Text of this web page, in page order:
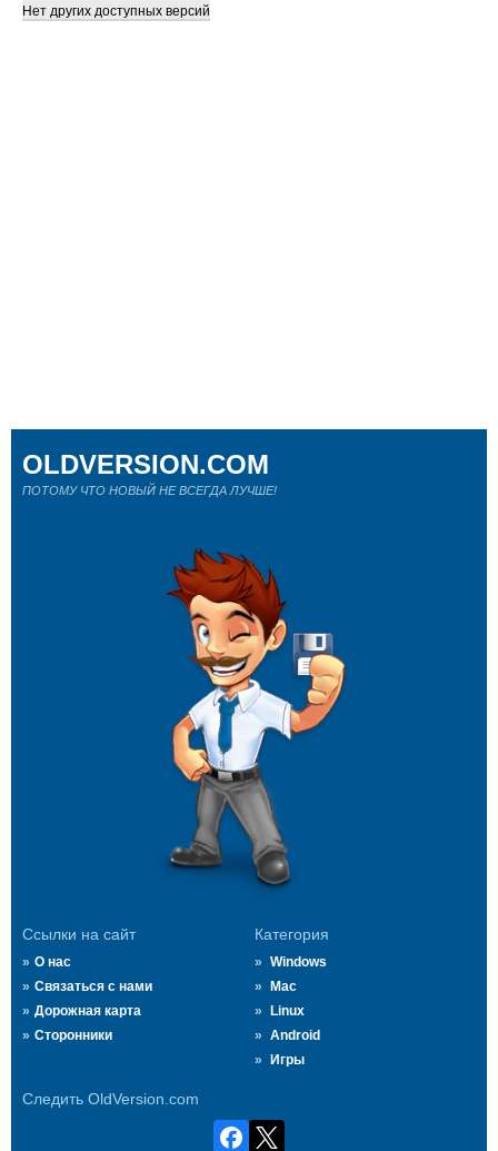
Нет других доступных версий
Ссылки на сайт
О нас
Связаться с нами
Дорожная карта
Сторонники
Категория
Windows
Mac
Linux
Android
Игры
Следить OldVersion.com
OLDVERSION.COM
ПОТОМУ ЧТО НОВЫЙ НЕ ВСЕГДА ЛУЧШЕ!